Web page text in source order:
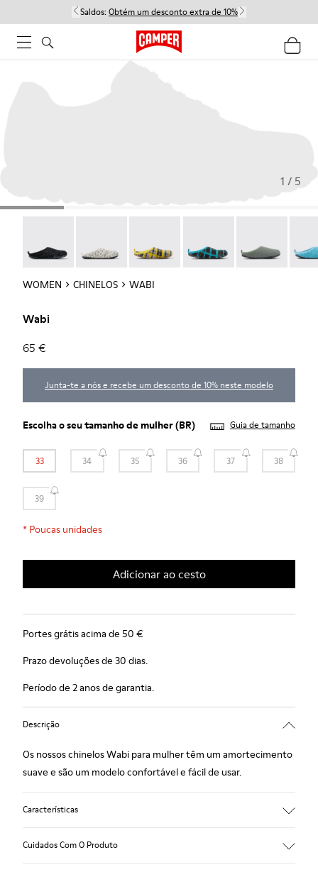
Saldos: Obtém um desconto extra de 10%
1 / 5
WOMEN CHINELOS WABI
Wabi
65 €
Junta-te a nós e recebe um desconto de 10% neste modelo
Escolha o seutamanho de mulher(BR) Guia de tamanho
33 34 35 36 37 38
39
* Poucas unidades
Adicionar ao cesto
Portes grátis acima de 50 €
Prazo devoluções de 30 dias.
Período de 2 anos de garantia.
Descrição
Os nossos chinelos Wabi para mulher têm um amortecimento
suave e são um modelo confortável e fácil de usar.
Características
Cuidados Com O Produto